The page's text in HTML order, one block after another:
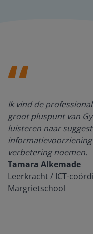
Ik vind de
groot pluspunt van
luisteren naar
verbetering noemen.
Tamara Alkemade
Leerkracht / ICT-
Margrietschool